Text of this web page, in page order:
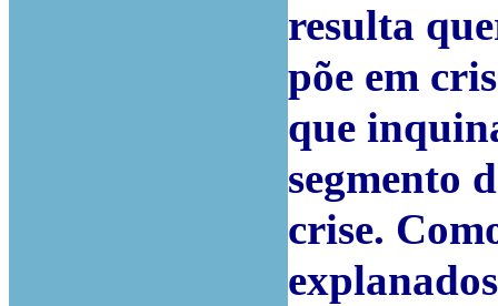
resulta
põe em
que
segmento
crise.